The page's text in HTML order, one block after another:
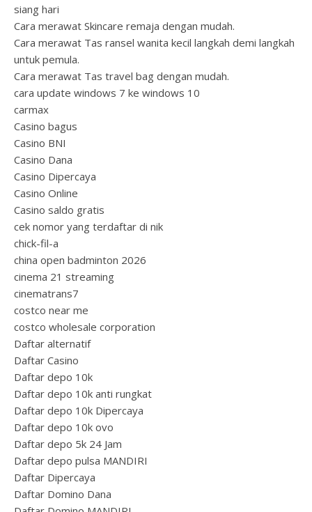
siang hari
Cara merawat Skincare remaja dengan mudah.
Cara merawat Tas ransel wanita kecil langkah demi langkah
untuk pemula.
Cara merawat Tas travel bag dengan mudah.
cara update windows 7 ke windows 10
carmax
Casino bagus
Casino BNI
Casino Dana
Casino Dipercaya
Casino Online
Casino saldo gratis
cek nomor yang terdaftar di nik
chick-fil-a
china open badminton 2026
cinema 21 streaming
cinematrans7
costco near me
costco wholesale corporation
Daftar alternatif
Daftar Casino
Daftar depo 10k
Daftar depo 10k anti rungkat
Daftar depo 10k Dipercaya
Daftar depo 10k ovo
Daftar depo 5k 24 Jam
Daftar depo pulsa MANDIRI
Daftar Dipercaya
Daftar Domino Dana